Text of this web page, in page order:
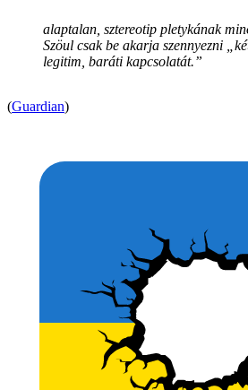
alaptalan, sztereotip pletykának
Szöul csak be akarja szennyezni
legitim, baráti kapcsolatát.”
(Guardian)